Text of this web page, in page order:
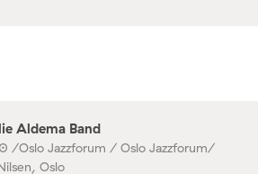
Aldema Band
/Oslo Jazzforum / Oslo Jazzforum/
Oslo